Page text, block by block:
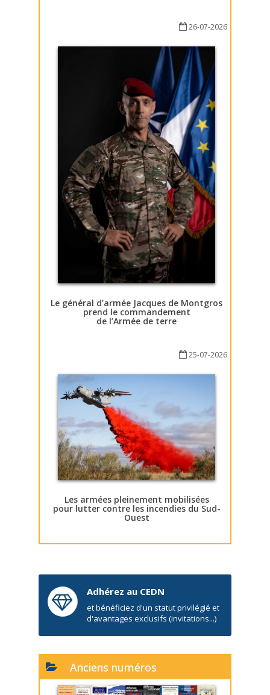
26-07-2026
Le général d’armée Jacques de Montgros
prend le commandement
de l’Armée de terre
25-07-2026
Les armées pleinement mobilisées
pour lutter contre les incendies du Sud-
Ouest
Adhérez au CEDN
et bénéficiez d'un statut privilégié et
d'avantages exclusifs (invitations...)
Anciens numéros